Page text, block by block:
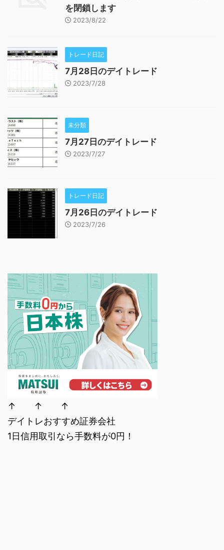
を閉鎖します
2023/8/22
トレード日記
7月28日のデイトレード
2023/7/28
未分類
7月27日のデイトレード
2023/7/27
トレード日記
7月26日のデイトレード
2023/7/26
↑ ↑ ↑
デイトレおすすめ証券会社
1日信用取引なら手数料が0円！